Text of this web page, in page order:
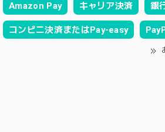
Amazon Pay キャリア決済 銀
コンビニ決済またはPay-easy